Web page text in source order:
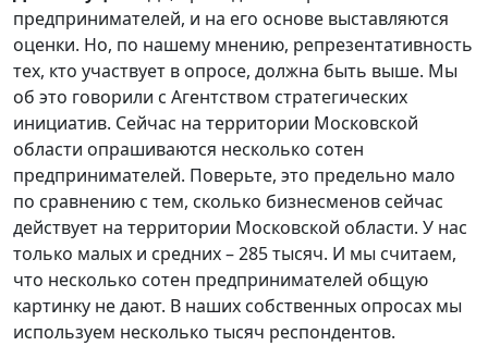
предпринимателей, и на его основе выставляются
оценки. Но, по нашему мнению, репрезентативность
тех, кто участвует в опросе, должна быть выше. Мы
об это говорили с Агентством стратегических
инициатив. Сейчас на территории Московской
области опрашиваются несколько сотен
предпринимателей. Поверьте, это предельно мало
по сравнению с тем, сколько бизнесменов сейчас
действует на территории Московской области. У нас
только малых и средних – 285 тысяч. И мы считаем,
что несколько сотен предпринимателей общую
картинку не дают. В наших собственных опросах мы
используем несколько тысяч респондентов.